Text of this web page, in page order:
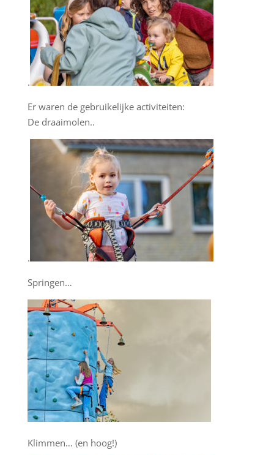
.
Er waren de gebruikelijke activiteiten:
De draaimolen..
.
Springen…
Klimmen… (en hoog!)